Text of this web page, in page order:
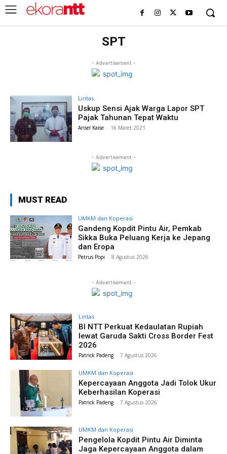
SPT
- Advertisement -
Lintas
Uskup Sensi Ajak Warga Lapor SPT
Pajak Tahunan Tepat Waktu
Ansel Kaise - 16 Maret 2021
- Advertisement -
MUST READ
UMKM dan Koperasi
Gandeng Kopdit Pintu Air, Pemkab
Sikka Buka Peluang Kerja ke Jepang
dan Eropa
Petrus Popi - 8 Agustus 2026
- Advertisement -
Lintas
BI NTT Perkuat Kedaulatan Rupiah
lewat Garuda Sakti Cross Border Fest
2026
Patrick Padeng - 7 Agustus 2026
UMKM dan Koperasi
Kepercayaan Anggota Jadi Tolok Ukur
Keberhasilan Koperasi
Patrick Padeng - 7 Agustus 2026
UMKM dan Koperasi
Pengelola Kopdit Pintu Air Diminta
Jaga Kepercayaan Anggota dalam